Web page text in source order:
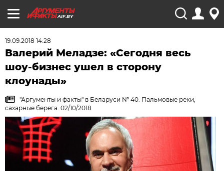
AIF.BY
19.09.2018 14:28
Валерий Меладзе: «Сегодня весь
шоу-бизнес ушел в сторону
клоунады»
"Аргументы и факты" в Беларуси № 40. Пальмовые реки,
сахарные берега. 02/10/2018